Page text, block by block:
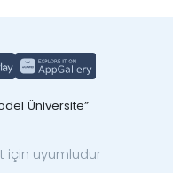
Üniversite”
için uyumludur